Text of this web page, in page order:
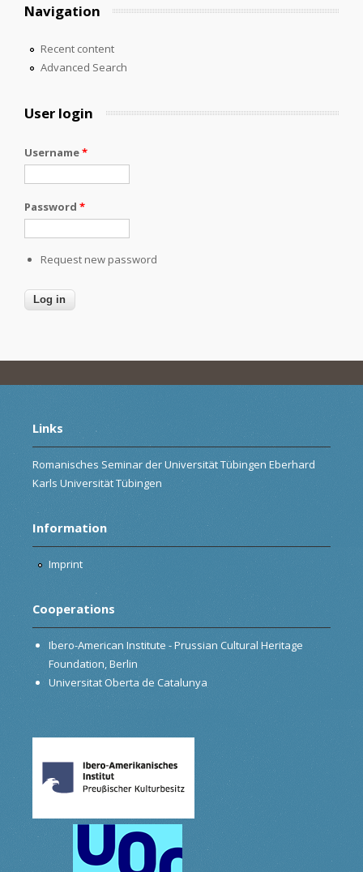
Navigation
Recent content
Advanced Search
User login
Username*
Password *
Request new password
Links
Romanisches Seminar der Universität Tübingen Eberhard
Karls Universität Tübingen
Information
Imprint
Cooperations
Ibero-American Institute - Prussian Cultural Heritage
Foundation, Berlin
Universitat Oberta de Catalunya